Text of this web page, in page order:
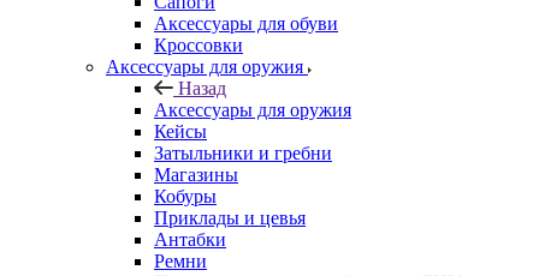
Аксессуары для обуви
Кроссовки
Аксессуары для оружия
Назад
Аксессуары для оружия
Кейсы
Затыльники и гребни
Магазины
Кобуры
Приклады и цевья
Антабки
Ремни